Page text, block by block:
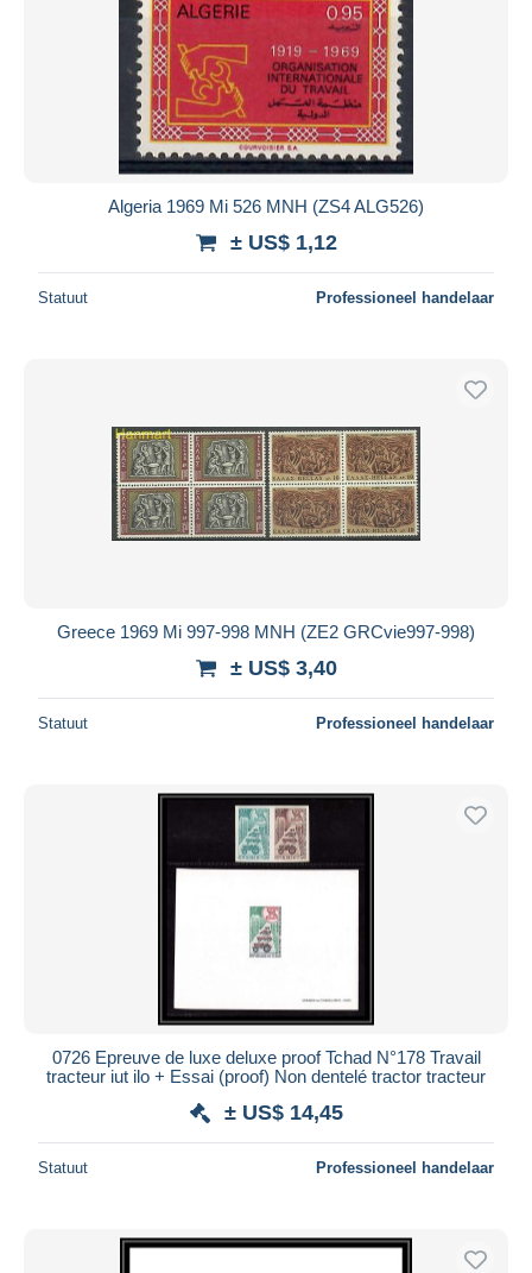
Algeria 1969 Mi 526 MNH (ZS4 ALG526)
± US$ 1,12
Statuut Professioneel handelaar
Greece 1969 Mi 997-998 MNH (ZE2 GRCvie997-998)
± US$ 3,40
Statuut Professioneel handelaar
0726 Epreuve de luxe deluxe proof Tchad N°178 Travail
tracteur iut ilo + Essai (proof) Non dentelé tractor tracteur
± US$ 14,45
Statuut Professioneel handelaar